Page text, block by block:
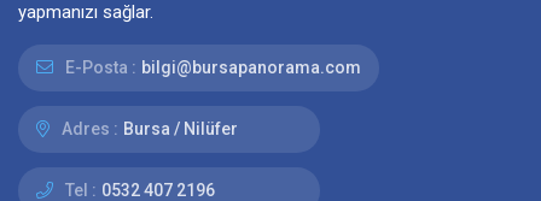
yapmanızı sağlar.
E-Posta : bilgi@bursapanorama.com
Adres : Bursa / Nilüfer
Tel : 0532 407 2196